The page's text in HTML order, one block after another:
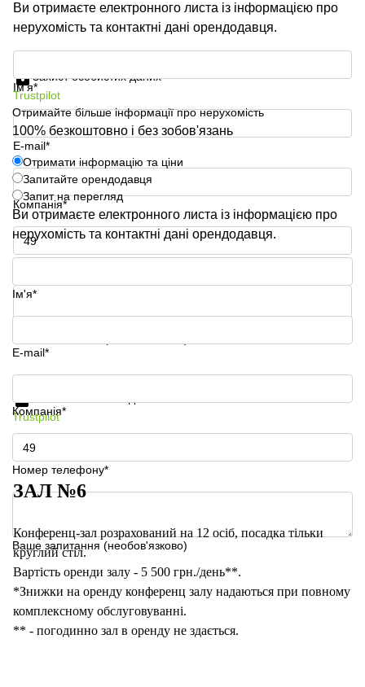
Ви отримаєте електронного листа із інформацією про
нерухомість та контактні дані орендодавця.
Ім'я*
E-mail*
Компанія*
Номер телефону*
Захист особистих даних
Trustpilot
Отримайте більше інформації про нерухомість
100% безкоштовно і без зобов'язань
Отримати інформацію та ціни
Запитайте орендодавця
Запит на перегляд
Ви отримаєте електронного листа із інформацією про
нерухомість та контактні дані орендодавця.
Ім'я*
E-mail*
Компанія*
Номер телефону*
Ваше запитання (необов'язково)
Отримати інформацію та ціни
Trustpilot
ЗАЛ №6
Конференц-зал розрахований на 12 осіб, посадка тільки
круглий стіл.
Вартість оренди залу - 5 500 грн./день**.
*Знижки на оренду конференц залу надаються при повному
комплексному обслуговуванні.
** - погодинно зал в оренду не здається.